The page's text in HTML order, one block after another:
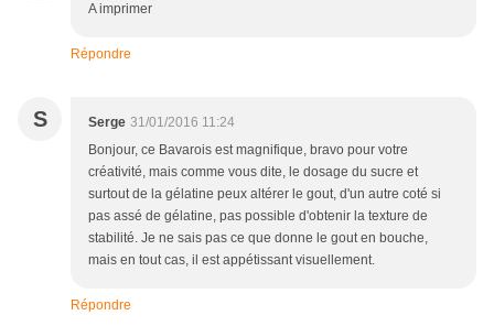
A imprimer
Répondre
S Serge 31/01/2016 11:24
Bonjour, ce Bavarois est magnifique, bravo pour votre
créativité, mais comme vous dite, le dosage du sucre et
surtout de la gélatine peux altérer le gout, d'un autre coté si
pas assé de gélatine, pas possible d'obtenir la texture de
stabilité. Je ne sais pas ce que donne le gout en bouche,
mais en tout cas, il est appétissant visuellement.
Répondre